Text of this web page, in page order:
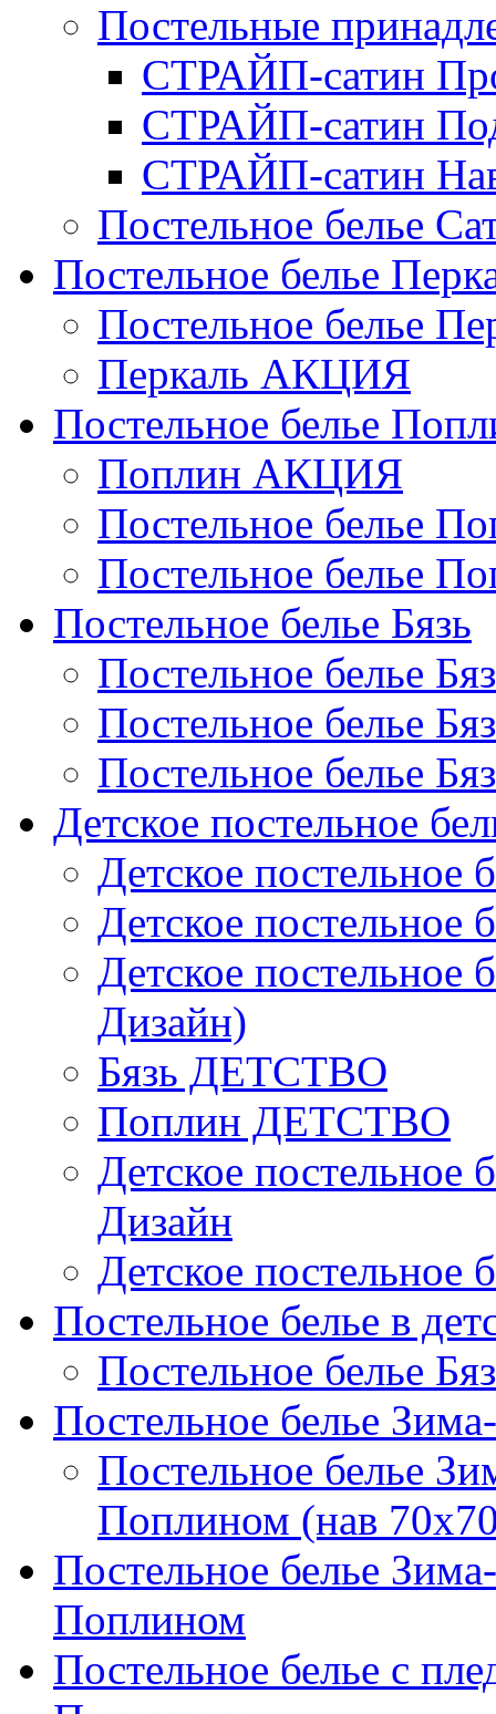
Постельные
СТРАЙП-сатин
СТРАЙП-сатин
СТРАЙП-сатин
Постельное белье
Постельное белье
Постельное белье
Перкаль АКЦИЯ
Постельное белье
Поплин АКЦИЯ
Постельное белье
Постельное белье
Постельное белье Бязь
Постельное белье
Постельное белье
Постельное белье
Детское постельное
Детское постельное
Детское постельное
Детское
Дизайн)
Бязь ДЕТСТВО
Поплин ДЕТСТВО
Детское постельное
Дизайн
Детское постельное
Постельное белье в
Постельное белье
Постельное белье
Постельное белье
Поплином (нав
Постельное белье
Поплином
Постельное белье с